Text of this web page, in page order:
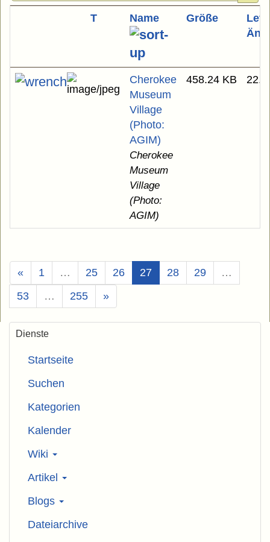
T Name Größe
Cherokee
Museum
Village
(Photo:
AGIM)
Cherokee
Museum
Village
(Photo:
AGIM)
458.24 KB
« 1 … 25 26 27(Aktuell)
28 29
…
53
… 255 »
Dienste
Startseite
Suchen
Kategorien
Kalender
Wiki
Artikel
Blogs
Dateiarchive